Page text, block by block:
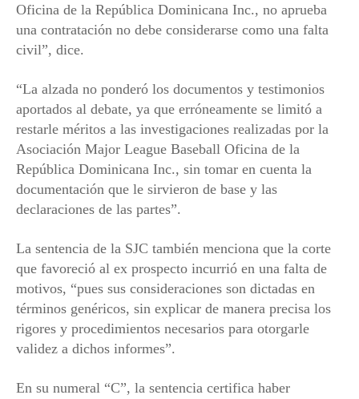
Oficina de la República Dominicana Inc., no aprueba
una contratación no debe considerarse como una falta
civil”, dice.
“La alzada no ponderó los documentos y testimonios
aportados al debate, ya que erróneamente se limitó a
restarle méritos a las investigaciones realizadas por la
Asociación Major League Baseball Oficina de la
República Dominicana Inc., sin tomar en cuenta la
documentación que le sirvieron de base y las
declaraciones de las partes”.
La sentencia de la SJC también menciona que la corte
que favoreció al ex prospecto incurrió en una falta de
motivos, “pues sus consideraciones son dictadas en
términos genéricos, sin explicar de manera precisa los
rigores y procedimientos necesarios para otorgarle
validez a dichos informes”.
En su numeral “C”, la sentencia certifica haber